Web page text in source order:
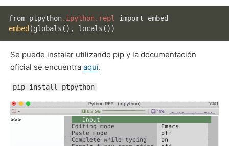
from ptpython.ipython.repl
embed (globals() , locals ())
Se puede instalar utilizando pip y la documentación
oficial se encuentra aquí.
pip install ptpython